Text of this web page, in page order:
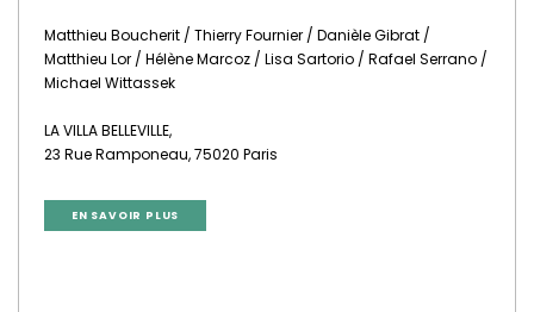
Matthieu Boucherit / Thierry Fournier / Danièle Gibrat /
Matthieu Lor / Hélène Marcoz / Lisa Sartorio / Rafael Serrano /
Michael Wittassek
LA VILLA BELLEVILLE,
23 Rue Ramponeau, 75020 Paris
EN SAVOIR PLUS